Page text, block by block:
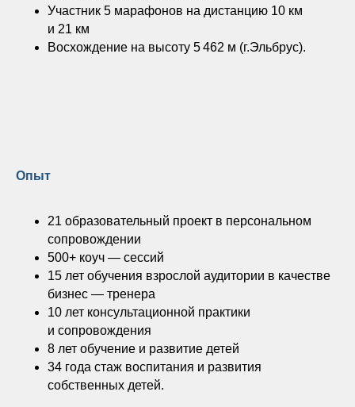
Участник 5 марафонов на дистанцию 10 км
и 21 км
Восхождение на высоту 5 462 м (г.Эльбрус).
Опыт
21 образовательный проект в персональном
сопровождении
500+ коуч — сессий
15 лет обучения взрослой аудитории в качестве
бизнес — тренера
10 лет консультационной практики
и сопровождения
8 лет обучение и развитие детей
34 года стаж воспитания и развития
собственных детей.